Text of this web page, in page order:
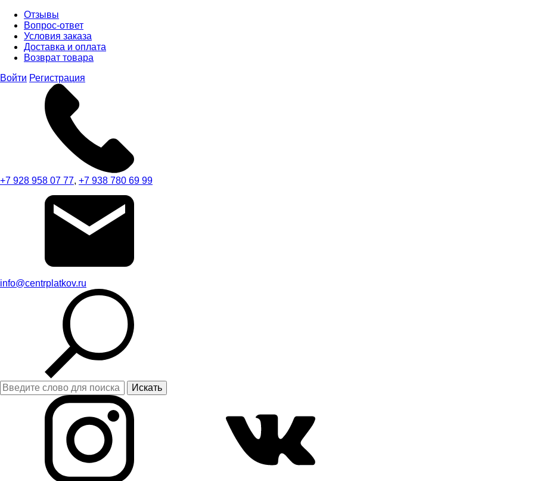
Отзывы
Вопрос-ответ
Условия заказа
Доставка и оплата
Возврат товара
Войти Регистрация
+7 928 958 07 77, +7 938 780 69 99
info@centrplatkov.ru